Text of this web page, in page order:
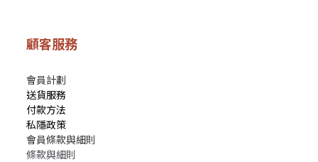
顧客服務
會員計劃
送貨服務
付款方法
私隱政策
會員條款與細則
條款與細則